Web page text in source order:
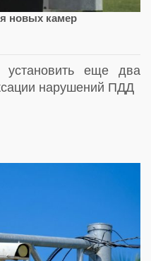
новых камер
еще два
нарушений ПДД